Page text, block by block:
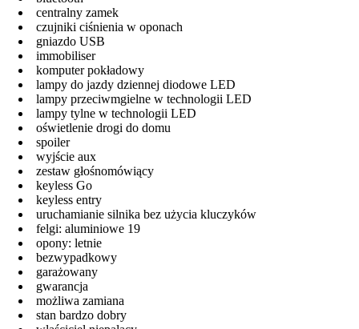
centralny zamek
czujniki ciśnienia w oponach
gniazdo USB
immobiliser
komputer pokładowy
lampy do jazdy dziennej diodowe LED
lampy przeciwmgielne w technologii LED
lampy tylne w technologii LED
oświetlenie drogi do domu
spoiler
wyjście aux
zestaw głośnomówiący
keyless Go
keyless entry
uruchamianie silnika bez użycia kluczyków
felgi: aluminiowe 19
opony: letnie
bezwypadkowy
garażowany
gwarancja
możliwa zamiana
stan bardzo dobry